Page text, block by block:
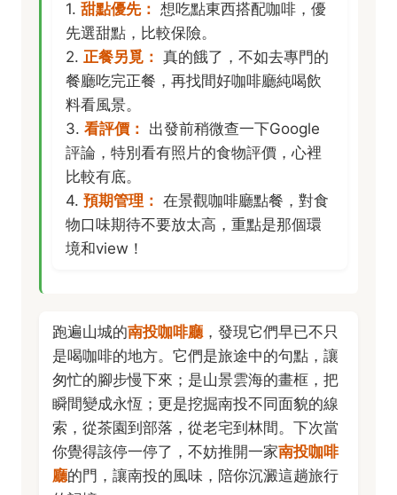
1. 甜點優先： 想吃點東西搭配咖啡，優
先選甜點，比較保險。
2. 正餐另覓： 真的餓了，不如去專門的
餐廳吃完正餐，再找間好咖啡廳純喝飲
料看風景。
3. 看評價： 出發前稍微查一下Google
評論，特別看有照片的食物評價，心裡
比較有底。
4. 預期管理： 在景觀咖啡廳點餐，對食
物口味期待不要放太高，重點是那個環
境和view！
跑遍山城的南投咖啡廳 ，發現它們早已不只
是喝咖啡的地方。它們是旅途中的句點，讓
匆忙的腳步慢下來；是山景雲海的畫框，把
瞬間變成永恆；更是挖掘南投不同面貌的線
索，從茶園到部落，從老宅到林間。下次當
你覺得該停一停了，不妨推開一家南投咖啡
廳的門，讓南投的風味，陪你沉澱這趟旅行